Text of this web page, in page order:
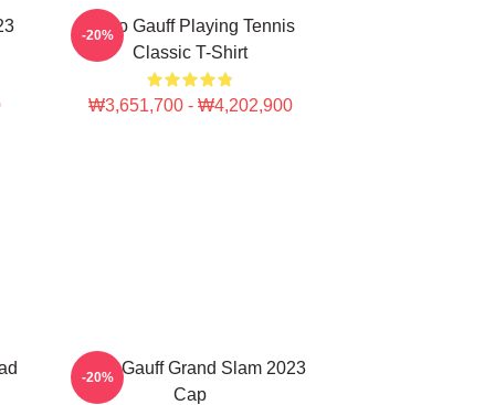
Coco Gauff Playing Tennis
Classic T-Shirt
₩3,651,700 - ₩4,202,900
-20%
Coco Gauff Grand Slam 2023
Cap
-20%